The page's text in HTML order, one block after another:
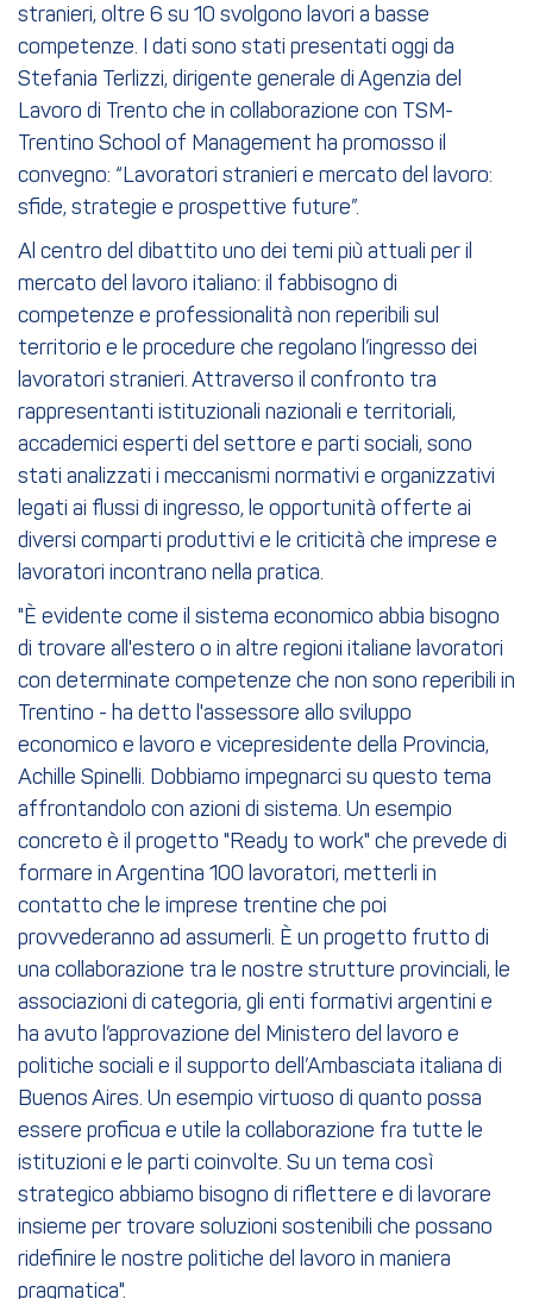
stranieri, oltre 6 su 10 svolgono lavori a basse
competenze. I dati sono stati presentati oggi da
Stefania Terlizzi, dirigente generale di Agenzia del
Lavoro di Trento che in collaborazione con TSM-
Trentino School of Management ha promosso il
convegno: “Lavoratori stranieri e mercato del lavoro:
sfide, strategie e prospettive future”.
Al centro del dibattito uno dei temi più attuali per il
mercato del lavoro italiano: il fabbisogno di
competenze e professionalità non reperibili sul
territorio e le procedure che regolano l’ingresso dei
lavoratori stranieri. Attraverso il confronto tra
rappresentanti istituzionali nazionali e territoriali,
accademici esperti del settore e parti sociali, sono
stati analizzati i meccanismi normativi e organizzativi
legati ai flussi di ingresso, le opportunità offerte ai
diversi comparti produttivi e le criticità che imprese e
lavoratori incontrano nella pratica.
"È evidente come il sistema economico abbia bisogno
di trovare all'estero o in altre regioni italiane lavoratori
con determinate competenze che non sono reperibili in
Trentino - ha detto l'assessore allo sviluppo
economico e lavoro e vicepresidente della Provincia,
Achille Spinelli. Dobbiamo impegnarci su questo tema
affrontandolo con azioni di sistema. Un esempio
concreto è il progetto "Ready to work" che prevede di
formare in Argentina 100 lavoratori, metterli in
contatto che le imprese trentine che poi
provvederanno ad assumerli. È un progetto frutto di
una collaborazione tra le nostre strutture provinciali, le
associazioni di categoria, gli enti formativi argentini e
ha avuto l’approvazione del Ministero del lavoro e
politiche sociali e il supporto dell’Ambasciata italiana di
Buenos Aires. Un esempio virtuoso di quanto possa
essere proficua e utile la collaborazione fra tutte le
istituzioni e le parti coinvolte. Su un tema così
strategico abbiamo bisogno di riflettere e di lavorare
insieme per trovare soluzioni sostenibili che possano
ridefinire le nostre politiche del lavoro in maniera
pragmatica".